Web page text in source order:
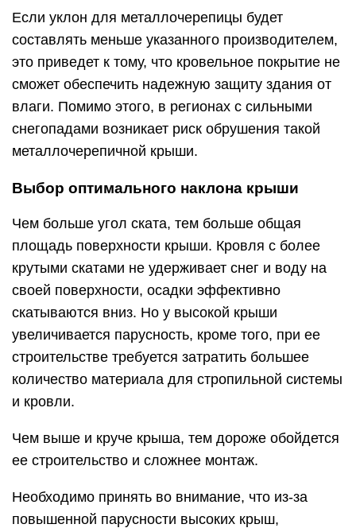
Если уклон для металлочерепицы будет
составлять меньше указанного производителем,
это приведет к тому, что кровельное покрытие не
сможет обеспечить надежную защиту здания от
влаги. Помимо этого, в регионах с сильными
снегопадами возникает риск обрушения такой
металлочерепичной крыши.
Выбор оптимального наклона крыши
Чем больше угол ската, тем больше общая
площадь поверхности крыши. Кровля с более
крутыми скатами не удерживает снег и воду на
своей поверхности, осадки эффективно
скатываются вниз. Но у высокой крыши
увеличивается парусность, кроме того, при ее
строительстве требуется затратить большее
количество материала для стропильной системы
и кровли.
Чем выше и круче крыша, тем дороже обойдется
ее строительство и сложнее монтаж.
Необходимо принять во внимание, что из-за
повышенной парусности высоких крыш,